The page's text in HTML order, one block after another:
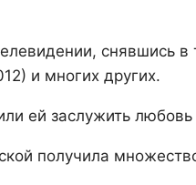
снявшись в
и многих других.
ей заслужить
получила